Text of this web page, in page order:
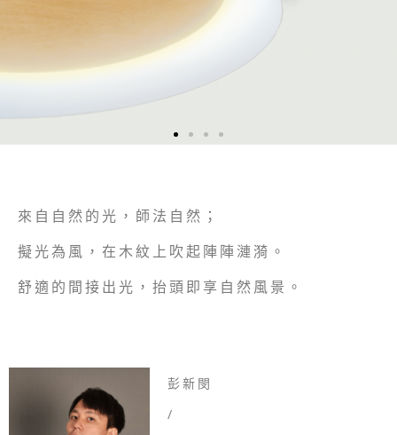
來自自然的光，師法自然；
擬光為風，在木紋上吹起陣陣漣漪。
舒適的間接出光，抬頭即享自然風景。
彭新閔
/